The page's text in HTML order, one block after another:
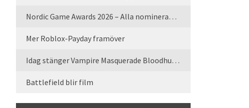
Nordic Game Awards 2026 – Alla nominerade spel
Mer Roblox-Payday framöver
Idag stänger Vampire Masquerade Bloodhunt servrarna
Battlefield blir film